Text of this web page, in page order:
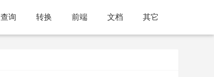
查询 转换 前端 文档 其它